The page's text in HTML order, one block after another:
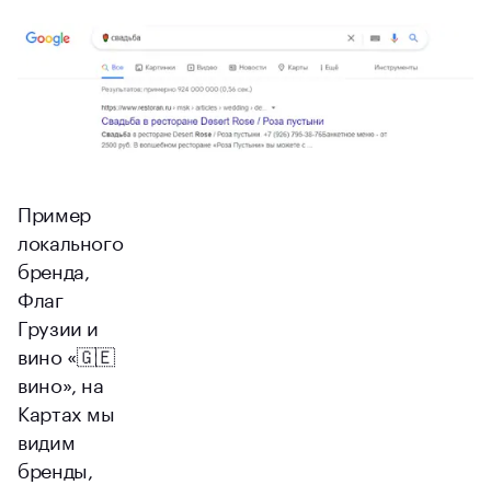
Пример
локального
бренда,
Флаг
Грузии и
вино «🇬🇪
вино», на
Картах мы
видим
бренды,